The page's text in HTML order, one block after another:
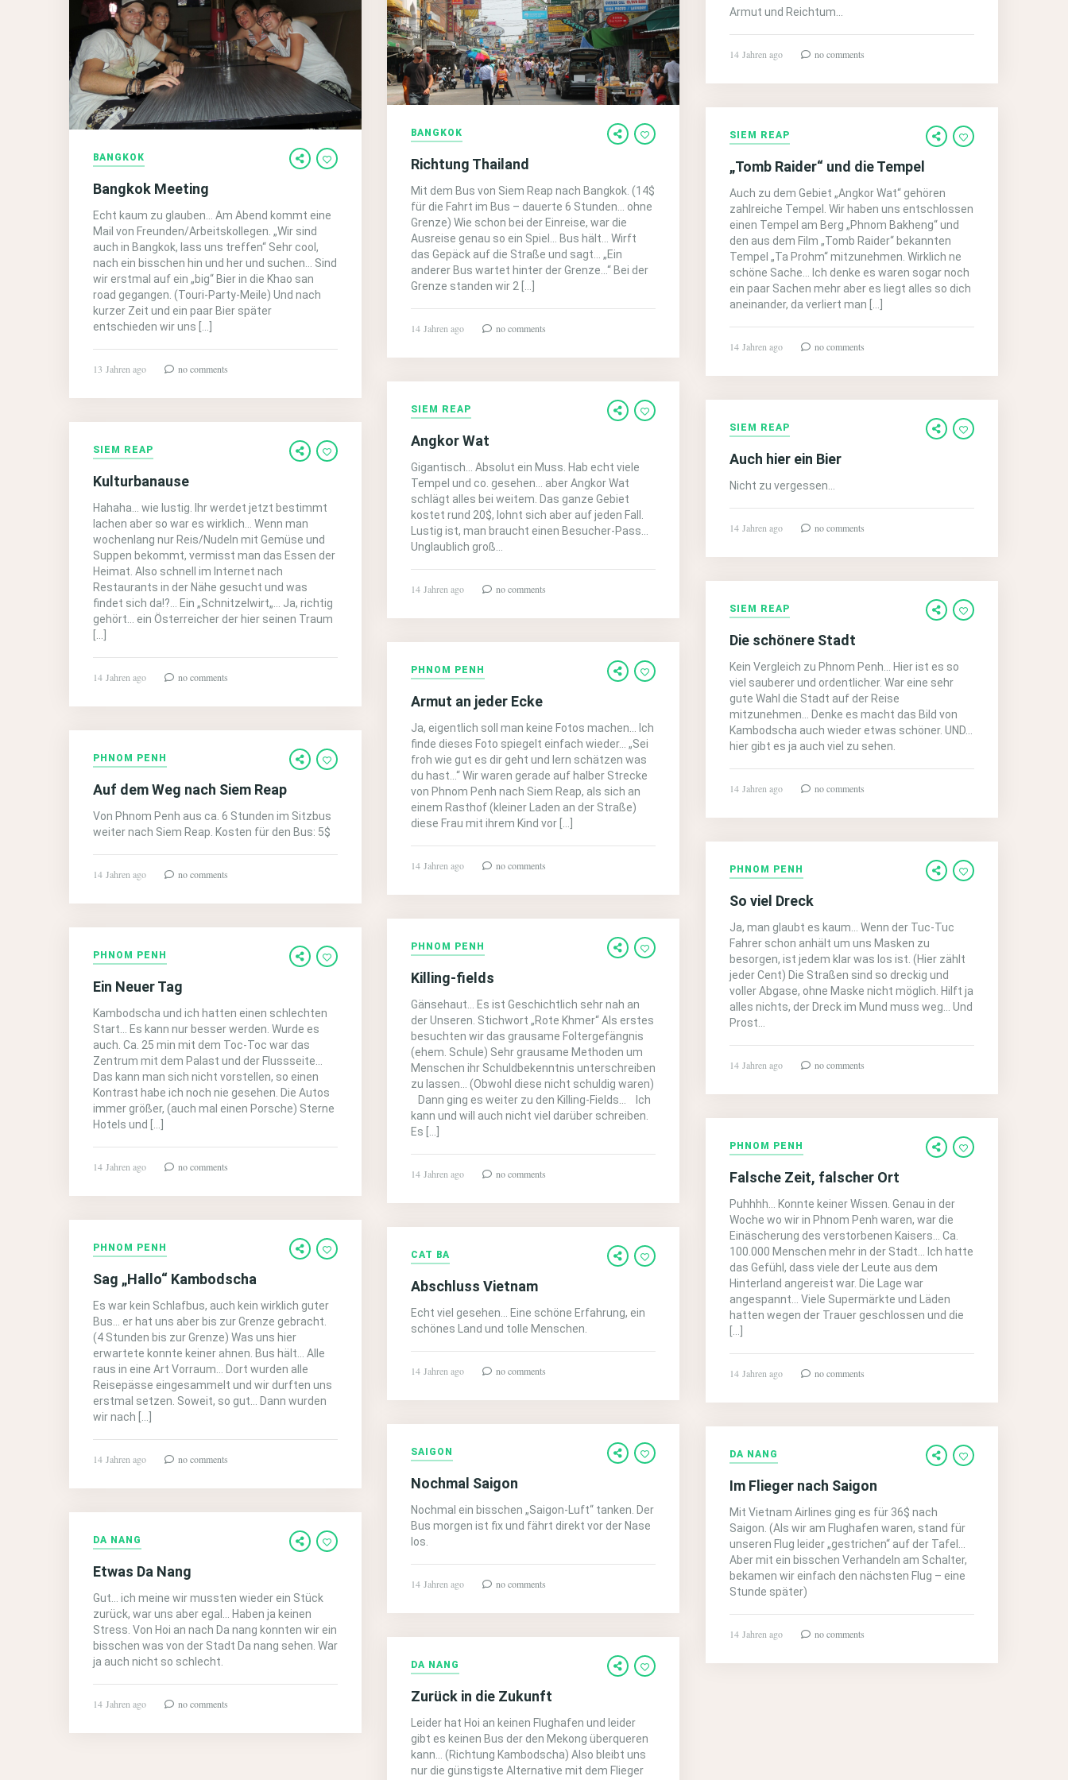
BANGKOK
Bangkok Meeting
Echt kaum zu glauben… Am Abend kommt eine
Mail von Freunden/Arbeitskollegen. „Wir sind
auch in Bangkok, lass uns treffen“ Sehr cool,
nach ein bisschen hin und her und suchen… Sind
wir erstmal auf ein „big“ Bier in die Khao san
road gegangen. (Touri-Party-Meile) Und nach
kurzer Zeit und ein paar Bier später
entschieden wir uns […]
13 Jahren ago no comments
BANGKOK
Richtung Thailand
Mit dem Bus von Siem Reap nach Bangkok. (14$
für die Fahrt im Bus – dauerte 6 Stunden… ohne
Grenze) Wie schon bei der Einreise, war die
Ausreise genau so ein Spiel… Bus hält… Wirft
das Gepäck auf die Straße und sagt… „Ein
anderer Bus wartet hinter der Grenze…“ Bei der
Grenze standen wir 2 […]
14 Jahren ago no comments
Armut und Reichtum…
14 Jahren ago no comments
SIEM REAP
„Tomb Raider“ und die Tempel
Auch zu dem Gebiet „Angkor Wat“ gehören
zahlreiche Tempel. Wir haben uns entschlossen
einen Tempel am Berg „Phnom Bakheng“ und
den aus dem Film „Tomb Raider“ bekannten
Tempel „Ta Prohm“ mitzunehmen. Wirklich ne
schöne Sache… Ich denke es waren sogar noch
ein paar Sachen mehr aber es liegt alles so dich
aneinander, da verliert man […]
14 Jahren ago no comments
SIEM REAP
Angkor Wat
Gigantisch… Absolut ein Muss. Hab echt viele
Tempel und co. gesehen… aber Angkor Wat
schlägt alles bei weitem. Das ganze Gebiet
kostet rund 20$, lohnt sich aber auf jeden Fall.
Lustig ist, man braucht einen Besucher-Pass…
Unglaublich groß…
14 Jahren ago no comments
SIEM REAP
Auch hier ein Bier
Nicht zu vergessen…
14 Jahren ago no comments
SIEM REAP
Kulturbanause
Hahaha… wie lustig. Ihr werdet jetzt bestimmt
lachen aber so war es wirklich… Wenn man
wochenlang nur Reis/Nudeln mit Gemüse und
Suppen bekommt, vermisst man das Essen der
Heimat. Also schnell im Internet nach
Restaurants in der Nähe gesucht und was
findet sich da!?… Ein „Schnitzelwirt„… Ja, richtig
gehört… ein Österreicher der hier seinen Traum
14 Jahren ago no comments
SIEM REAP
Die schönere Stadt
Kein Vergleich zu Phnom Penh… Hier ist es so
viel sauberer und ordentlicher. War eine sehr
gute Wahl die Stadt auf der Reise
mitzunehmen… Denke es macht das Bild von
Kambodscha auch wieder etwas schöner. UND…
hier gibt es ja auch viel zu sehen.
14 Jahren ago no comments
PHNOM PENH
Armut an jeder Ecke
Ja, eigentlich soll man keine Fotos machen… Ich
finde dieses Foto spiegelt einfach wieder… „Sei
froh wie gut es dir geht und lern schätzen was
du hast…“ Wir waren gerade auf halber Strecke
von Phnom Penh nach Siem Reap, als sich an
einem Rasthof (kleiner Laden an der Straße)
diese Frau mit ihrem Kind vor […]
14 Jahren ago no comments
PHNOM PENH
Auf dem Weg nach Siem Reap
Von Phnom Penh aus ca. 6 Stunden im Sitzbus
weiter nach Siem Reap. Kosten für den Bus: 5$
14 Jahren ago no comments PHNOM PENH
So viel Dreck
Ja, man glaubt es kaum… Wenn der Tuc-Tuc
Fahrer schon anhält um uns Masken zu
besorgen, ist jedem klar was los ist. (Hier zählt
jeder Cent) Die Straßen sind so dreckig und
voller Abgase, ohne Maske nicht möglich. Hilft ja
alles nichts, der Dreck im Mund muss weg… Und
Prost…
14 Jahren ago no comments
PHNOM PENH
Killing-fields
Gänsehaut… Es ist Geschichtlich sehr nah an
der Unseren. Stichwort „Rote Khmer“ Als erstes
besuchten wir das grausame Foltergefängnis
(ehem. Schule) Sehr grausame Methoden um
Menschen ihr Schuldbekenntnis unterschreiben
zu lassen… (Obwohl diese nicht schuldig waren)
Dann ging es weiter zu den Killing-Fields… Ich
kann und will auch nicht viel darüber schreiben.
Es […]
14 Jahren ago no comments
PHNOM PENH
Ein Neuer Tag
Kambodscha und ich hatten einen schlechten
Start… Es kann nur besser werden. Wurde es
auch. Ca. 25 min mit dem Toc-Toc war das
Zentrum mit dem Palast und der Flussseite…
Das kann man sich nicht vorstellen, so einen
Kontrast habe ich noch nie gesehen. Die Autos
immer größer, (auch mal einen Porsche) Sterne
Hotels und […]
14 Jahren ago no comments
PHNOM PENH
Falsche Zeit, falscher Ort
Puhhhh… Konnte keiner Wissen. Genau in der
Woche wo wir in Phnom Penh waren, war die
Einäscherung des verstorbenen Kaisers… Ca.
100.000 Menschen mehr in der Stadt… Ich hatte
das Gefühl, dass viele der Leute aus dem
Hinterland angereist war. Die Lage war
angespannt… Viele Supermärkte und Läden
hatten wegen der Trauer geschlossen und die
14 Jahren ago no comments
PHNOM PENH
Sag „Hallo“ Kambodscha
Es war kein Schlafbus, auch kein wirklich guter
Bus… er hat uns aber bis zur Grenze gebracht.
(4 Stunden bis zur Grenze) Was uns hier
erwartete konnte keiner ahnen. Bus hält… Alle
raus in eine Art Vorraum… Dort wurden alle
Reisepässe eingesammelt und wir durften uns
erstmal setzen. Soweit, so gut… Dann wurden
wir nach […]
14 Jahren ago no comments
CAT BA
Abschluss Vietnam
Echt viel gesehen… Eine schöne Erfahrung, ein
schönes Land und tolle Menschen.
14 Jahren ago no comments
SAIGON
Nochmal Saigon
Nochmal ein bisschen „Saigon-Luft“ tanken. Der
Bus morgen ist fix und fährt direkt vor der Nase
los.
14 Jahren ago no comments
DA NANG
Im Flieger nach Saigon
Mit Vietnam Airlines ging es für 36$ nach
Saigon. (Als wir am Flughafen waren, stand für
unseren Flug leider „gestrichen“ auf der Tafel…
Aber mit ein bisschen Verhandeln am Schalter,
bekamen wir einfach den nächsten Flug – eine
Stunde später)
14 Jahren ago no comments
DA NANG
Etwas Da Nang
Gut… ich meine wir mussten wieder ein Stück
zurück, war uns aber egal… Haben ja keinen
Stress. Von Hoi an nach Da nang konnten wir ein
bisschen was von der Stadt Da nang sehen. War
ja auch nicht so schlecht.
14 Jahren ago no comments
DA NANG
Zurück in die Zukunft
Leider hat Hoi an keinen Flughafen und leider
gibt es keinen Bus der den Mekong überqueren
kann… (Richtung Kambodscha) Also bleibt uns
nur die günstigste Alternative mit dem Flieger